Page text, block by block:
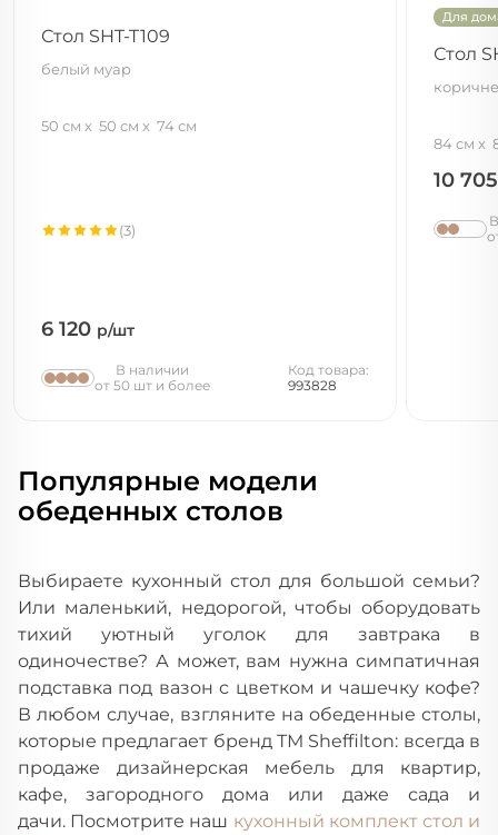
Стол SHT-T109
белый муар
50 см 50 см 74 см
6 120 р/шт
(3)
В наличии
от 50 шт и более
Код товара:
993828
Для
Стол
84 см
10
Популярные модели
обеденных столов
Выбираете кухонный стол для большой семьи?
Или маленький, недорогой, чтобы оборудовать
тихий уютный уголок для завтрака в
одиночестве? А может, вам нужна симпатичная
подставка под вазон с цветком и чашечку кофе?
В любом случае, взгляните на обеденные столы,
которые предлагает бренд ТМ Sheffilton: всегда в
продаже дизайнерская мебель для квартир,
кафе, загородного дома или даже сада и
дачи. Посмотрите наш кухонный комплект стол и